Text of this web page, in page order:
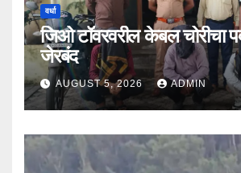
वर्धा
जिओ टॉवरवरील केबल चोरीचा
जेरबंद
AUGUST 5, 2026 ADMIN